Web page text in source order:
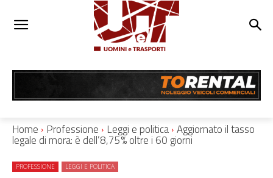
Home Professione Leggi e politica Aggiornato il tasso
legale di mora: è dell’8,75% oltre i 60 giorni
PROFESSIONE LEGGI E POLITICA